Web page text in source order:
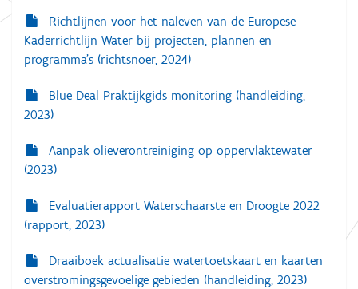
e
a
e
v
a
d
e
a
b
e
e
d
i
n
e
Richtlijnen voor het naleven van de Europese
Kaderrichtlijn Water bij projecten, plannen en
programma’s (richtsnoer, 2024)
Blue Deal Praktijkgids monitoring (handleiding,
2023)
Aanpak olieverontreiniging op oppervlaktewater
(2023)
Evaluatierapport Waterschaarste en Droogte 2022
(rapport, 2023)
Draaiboek actualisatie watertoetskaart en kaarten
overstromingsgevoelige gebieden (handleiding, 2023)